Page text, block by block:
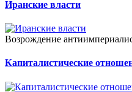
Иранские власти
Возрождение
Капиталистические